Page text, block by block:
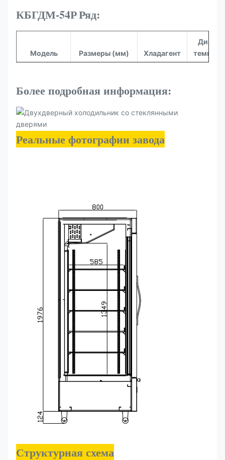
КБГДМ-54РРяд:
Модель Размеры (мм) Хладагент
(°C)
КБГДМ-54Р 1360*830*2100
рэндов
Более подробная информация:
Реальные фотографии завода
Структурная схема